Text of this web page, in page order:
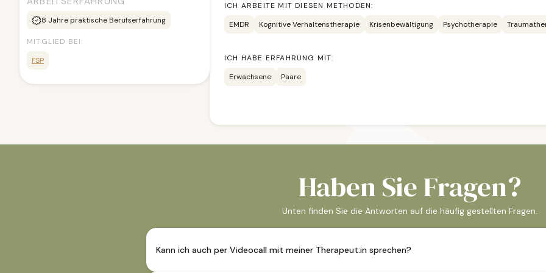
8 Jahre praktische Berufserfahrung
MITGLIED BEI:
FSP
ICH ARBEITE MIT DIESEN METHODEN:
EMDR
Kognitive Verhaltenstherapie Krisenbewältigung Psychotherapie
ICH HABE ERFAHRUNG MIT:
Erwachsene
Paare
Haben Sie Fragen?
Unten finden Sie die Antworten auf die häufig gestellten Fragen.
Kann ich auch per Videocall mit meiner Therapeut:in sprechen?